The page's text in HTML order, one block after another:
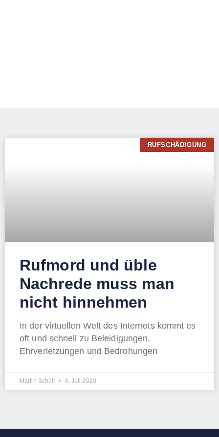
RUFSCHÄDIGUNG
Rufmord und üble
Nachrede muss man
nicht hinnehmen
In der virtuellen Welt des Internets kommt es
oft und schnell zu Beleidigungen,
Ehrverletzungen und Bedrohungen
Martin Schütt 6. Juli 2020